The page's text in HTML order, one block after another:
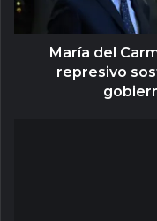
María del
represivo